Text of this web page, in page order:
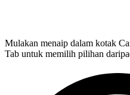
Mulakan menaip dalam kotak
Tab untuk memilih pilihan